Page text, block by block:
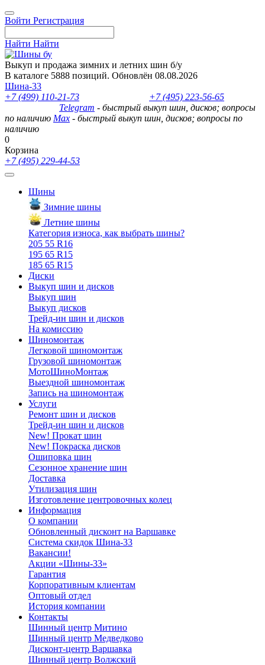
Войти Регистрация
Найти Найти
Выкуп и продажа зимних и летних шин б/у
В каталоге 5888 позиций. Обновлён 08.08.2026
Шина-33
+7 (499) 110-21-73
+7 (495) 223-56-65
Telegram - быстрый выкуп шин, дисков; вопросы
по наличию Max - быстрый выкуп шин, дисков; вопросы по
наличию
0
Корзина
+7 (495) 229-44-53
Шины
Зимние шины
Летние шины
Категория износа, как выбрать шины?
205 55 R16
195 65 R15
185 65 R15
Диски
Выкуп шин и дисков
Выкуп шин
Выкуп дисков
Трейд-ин шин и дисков
На комиссию
Шиномонтаж
Легковой шиномонтаж
Грузовой шиномонтаж
МотоШиноМонтаж
Выездной шиномонтаж
Запись на шиномонтаж
Услуги
Ремонт шин и дисков
Трейд-ин шин и дисков
New! Прокат шин
New! Покраска дисков
Ошиповка шин
Сезонное хранение шин
Доставка
Утилизация шин
Изготовление центровочных колец
Информация
О компании
Обновленный дисконт на Варшавке
Система скидок Шина-33
Вакансии!
Акции «Шины-33»
Гарантия
Корпоративным клиентам
Оптовый отдел
История компании
Контакты
Шинный центр Митино
Шинный центр Медведково
Дисконт-центр Варшавка
Шинный центр Волжский